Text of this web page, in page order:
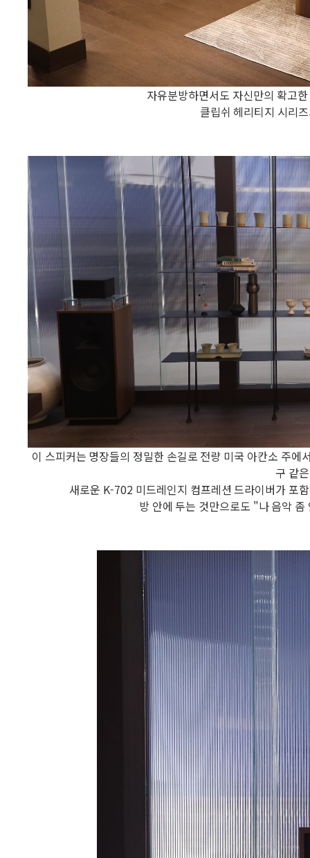
자유분방하면서도 자신만의 확고
클립쉬 헤리티지 시리
이 스피커는 명장들의 정밀한 손길로 전량 미국 아칸소 주
구 같
새로운 K-702 미드레인지 컴프레션 드라이버가 포
방 안에 두는 것만으로도 "나 음악